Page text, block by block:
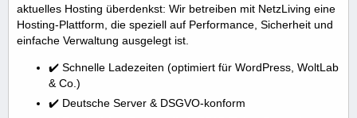
aktuelles Hosting überdenkst: Wir betreiben mit NetzLiving eine
Hosting-Plattform, die speziell auf Performance, Sicherheit und
einfache Verwaltung ausgelegt ist.
✔️ Schnelle Ladezeiten (optimiert für WordPress, WoltLab
& Co.)
✔️ Deutsche Server & DSGVO-konform